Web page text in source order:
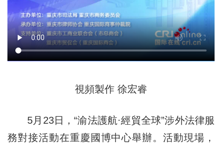
視頻製作 徐宏睿
5月23日，“渝法護航·經貿全球”涉外法律服
務對接活動在重慶國博中心舉辦。活動現場，